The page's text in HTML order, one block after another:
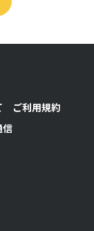
ご利用規約
信